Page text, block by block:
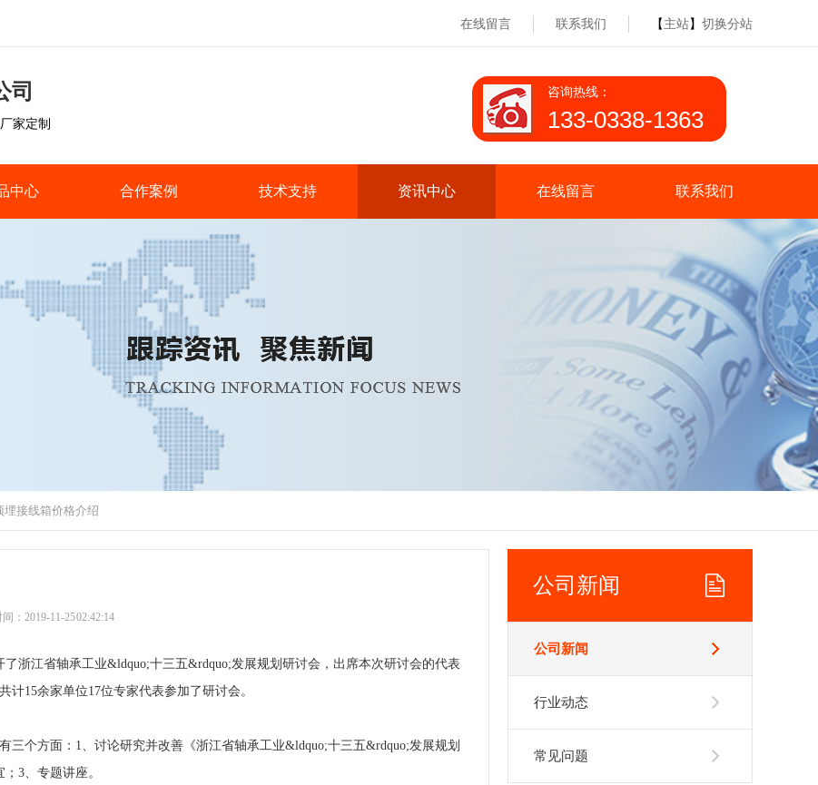
在线留言 联系我们 【 主站】 切换分站
司
家定制
咨询热线：
133-0338-1363
中心 合作案例 技术支持 资讯中心 在线留言 联系我们
埋接线箱价格介绍
：2019-11-25 02:42:14
浙江省轴承工业&ldquo;十三五&rdquo;发展规划研讨会，出席本次研讨会的代表
15余家单位17位专家代表参加了研讨会。
个方面：1、讨论研究并改善《浙江省轴承工业&ldquo;十三五&rdquo;发展规划
3、专题讲座。
公司新闻
公司新闻
行业动态
常见问题